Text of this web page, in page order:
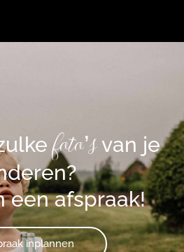
foto’svan je
een afspraak!
inplannen